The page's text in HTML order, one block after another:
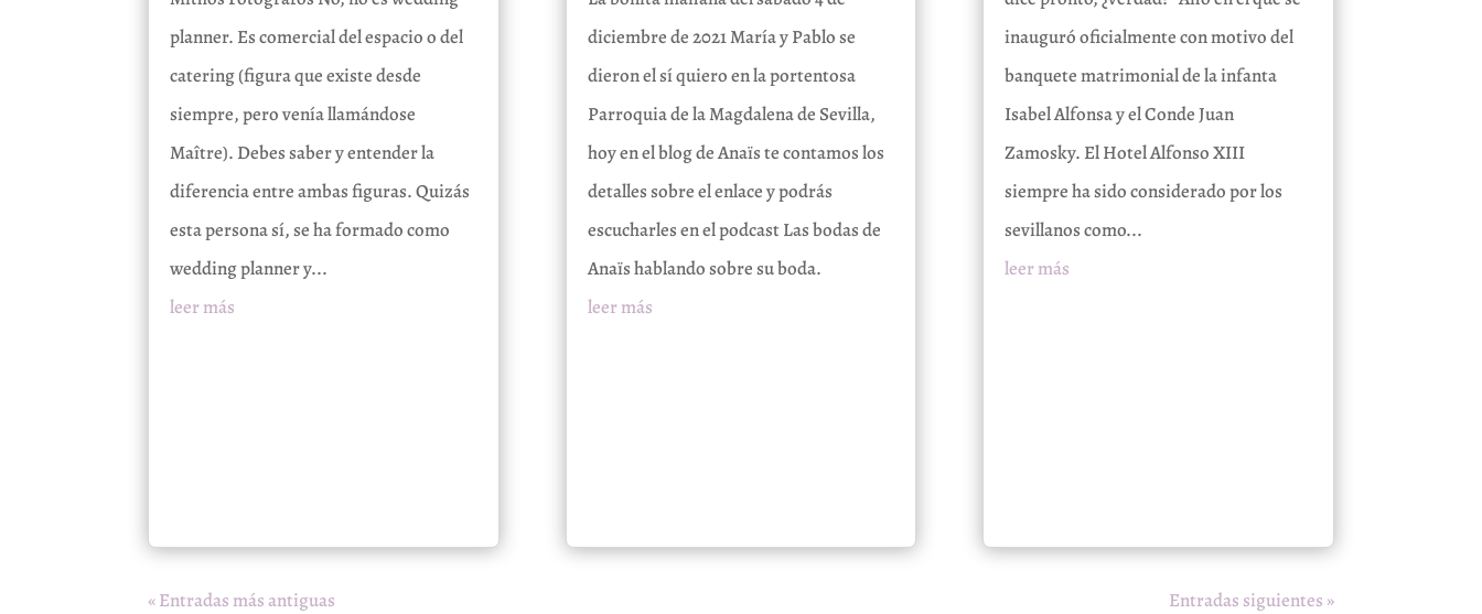
planner. Es comercial del espacio o del
catering (figura que existe desde
siempre, pero venía llamándose
Maître). Debes saber y entender la
diferencia entre ambas figuras. Quizás
esta persona sí, se ha formado como
wedding planner y...
leer más
diciembre de 2021 María y Pablo se
dieron el sí quiero en la portentosa
Parroquia de la Magdalena de Sevilla,
hoy en el blog de Anaïs te contamos los
detalles sobre el enlace y podrás
escucharles en el podcast Las bodas de
Anaïs hablando sobre su boda.
leer más
inauguró oficialmente con motivo del
banquete matrimonial de la infanta
Isabel Alfonsa y el Conde Juan
Zamosky. El Hotel Alfonso XIII
siempre ha sido considerado por los
sevillanos como...
leer más
« Entradas más antiguas Entradas siguientes »